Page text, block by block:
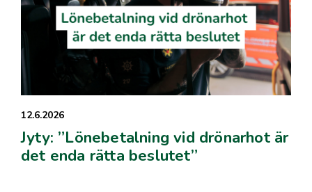
12.6.2026
Jyty: ”Lönebetalning vid drönarhot är
det enda rätta beslutet”